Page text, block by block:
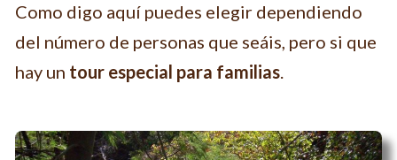
Como digo aquí puedes elegir dependiendo
del número de personas que seáis, pero si que
hay un tour especial para familias.